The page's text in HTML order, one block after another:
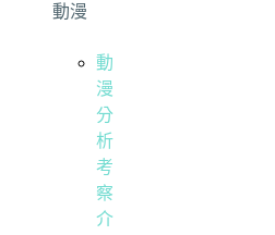
動漫
動
漫
分
析
考
察
介